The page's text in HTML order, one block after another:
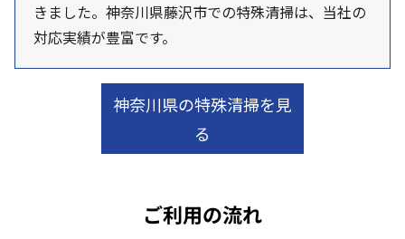
きました。神奈川県藤沢市での特殊清掃は、当社の
対応実績が豊富です。
神奈川県の特殊清掃を見
る
ご利用の流れ